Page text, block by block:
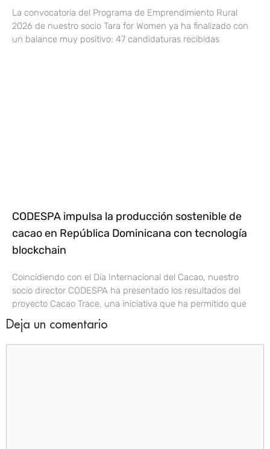
La convocatoria del Programa de Emprendimiento Rural
2026 de nuestro socio Tara for Women ya ha finalizado con
un balance muy positivo: 47 candidaturas recibidas
CODESPA impulsa la producción sostenible de
cacao en República Dominicana con tecnología
blockchain
Coincidiendo con el Día Internacional del Cacao, nuestro
socio director CODESPA ha presentado los resultados del
proyecto Cacao Trace, una iniciativa que ha permitido que
Deja un comentario